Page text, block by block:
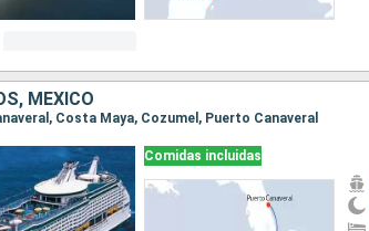
MÉXICO
Costa Maya, Cozumel, Puerto Canaveral
Comidas incluidas